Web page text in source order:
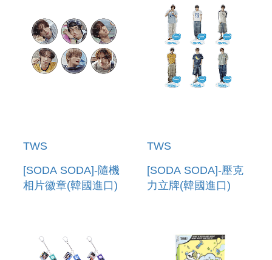
TWS
[SODA SODA]-隨機
相片徽章(韓國進口)
TWS
[SODA SODA]-壓克
力立牌(韓國進口)